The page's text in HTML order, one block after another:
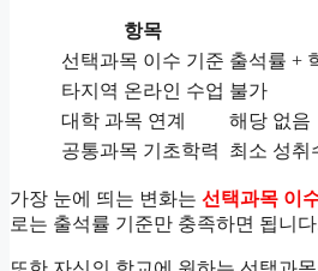
항목
선택과목 이수 기준 출석률 +
타지역 온라인 수업 불가
대학 과목 연계
해당 없음
공통과목 기초학력
최소 성취
가장 눈에 띄는 변화는 선택과목 이
로는 출석률 기준만 충족하면 됩니